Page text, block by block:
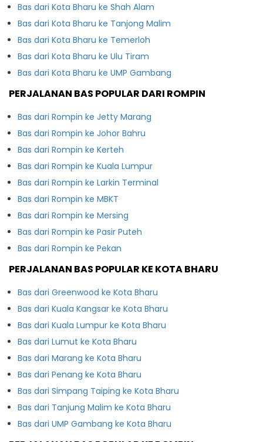
Bas dari Kota Bharu ke Shah Alam
Bas dari Kota Bharu ke Tanjong Malim
Bas dari Kota Bharu ke Temerloh
Bas dari Kota Bharu ke Ulu Tiram
Bas dari Kota Bharu ke UMP Gambang
PERJALANAN BAS POPULAR DARI ROMPIN
Bas dari Rompin ke Jetty Marang
Bas dari Rompin ke Johor Bahru
Bas dari Rompin ke Kerteh
Bas dari Rompin ke Kuala Lumpur
Bas dari Rompin ke Larkin Terminal
Bas dari Rompin ke MBKT
Bas dari Rompin ke Mersing
Bas dari Rompin ke Pasir Puteh
Bas dari Rompin ke Pekan
PERJALANAN BAS POPULAR KE KOTA BHARU
Bas dari Greenwood ke Kota Bharu
Bas dari Kuala Kangsar ke Kota Bharu
Bas dari Kuala Lumpur ke Kota Bharu
Bas dari Lumut ke Kota Bharu
Bas dari Marang ke Kota Bharu
Bas dari Penang ke Kota Bharu
Bas dari Simpang Taiping ke Kota Bharu
Bas dari Tanjung Malim ke Kota Bharu
Bas dari UMP Gambang ke Kota Bharu